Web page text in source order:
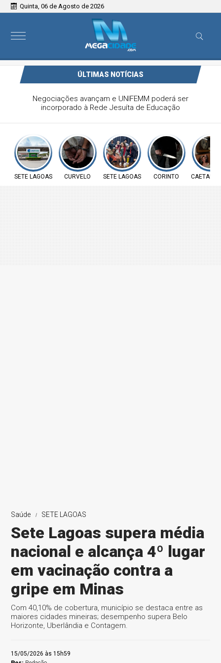
Quinta, 06 de Agosto de 2026
ÚLTIMAS NOTÍCIAS
Homem é preso por suspeita de tráfico de drogas após
perseguição policial em Curvelo
SETE LAGOAS CURVELO SETE LAGOAS CORINTO
Saúde SETE LAGOAS
Sete Lagoas supera média
nacional e alcança 4º lugar
em vacinação contra a
gripe em Minas
Com 40,10% de cobertura, município se destaca entre as
maiores cidades mineiras; desempenho supera Belo
Horizonte, Uberlândia e Contagem.
15/05/2026 às 15h59